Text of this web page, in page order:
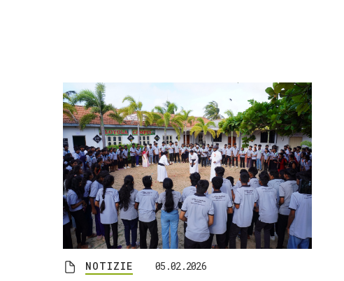
NOTIZIE 05.02.2026